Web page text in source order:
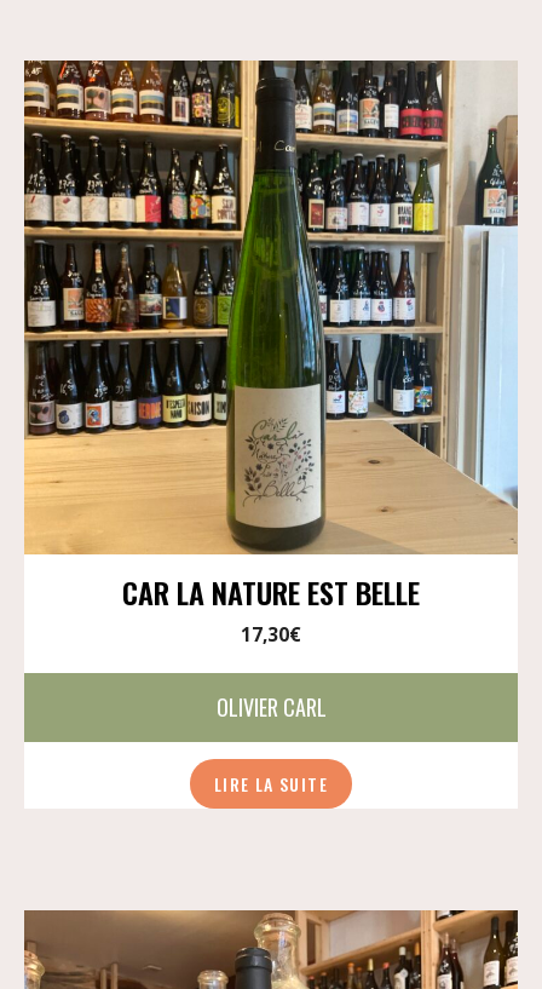
CAR LA NATURE EST BELLE
17,30€
OLIVIER CARL
LIRE LA SUITE